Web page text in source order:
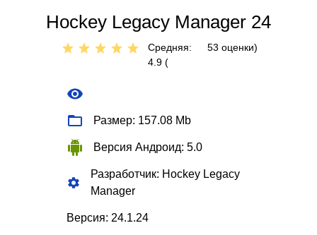
Hockey Legacy Manager 24
Средняя:
4.9 (
53 оценки)
Размер: 157.08 Mb
Версия Андроид: 5.0
Разработчик: Hockey Legacy
Manager
Версия: 24.1.24